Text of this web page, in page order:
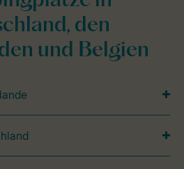
den
und Belgien